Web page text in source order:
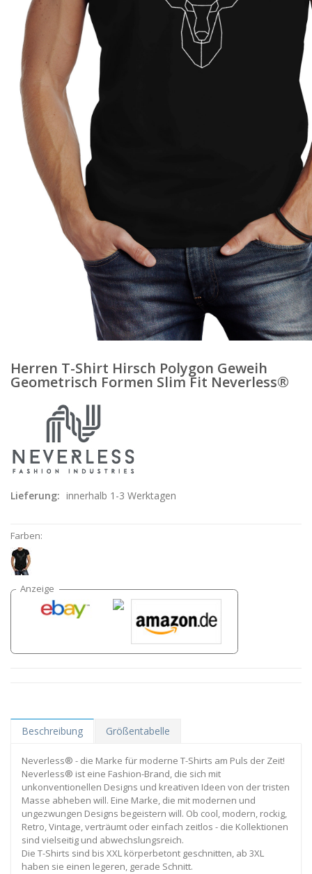
Herren T-Shirt Hirsch Polygon Geweih
Geometrisch Formen Slim Fit Neverless®
Lieferung: innerhalb 1-3 Werktagen
Farben:
Beschreibung Größentabelle
Neverless® - die Marke für moderne T-Shirts am Puls der Zeit!
Neverless® ist eine Fashion-Brand, die sich mit
unkonventionellen Designs und kreativen Ideen von der tristen
Masse abheben will. Eine Marke, die mit modernen und
ungezwungen Designs begeistern will. Ob cool, modern, rockig,
Retro, Vintage, verträumt oder einfach zeitlos - die Kollektionen
sind vielseitig und abwechslungsreich.
Die T-Shirts sind bis XXL körperbetont geschnitten, ab 3XL
haben sie einen legeren, gerade Schnitt.